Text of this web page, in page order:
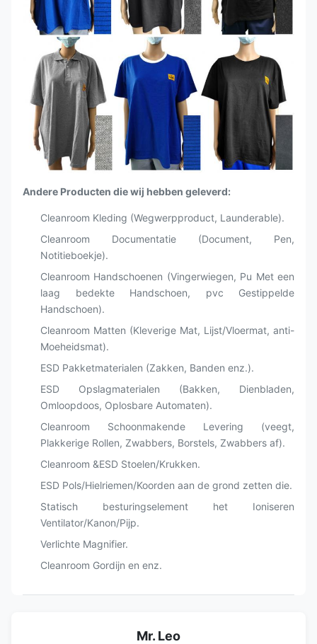
Andere Producten die wij hebben geleverd:
Cleanroom Kleding (Wegwerpproduct, Launderable).
Cleanroom Documentatie (Document, Pen,
Notitieboekje).
Cleanroom Handschoenen (Vingerwiegen, Pu Met een
laag bedekte Handschoen, pvc Gestippelde
Handschoen).
Cleanroom Matten (Kleverige Mat, Lijst/Vloermat, anti-
Moeheidsmat).
ESD Pakketmaterialen (Zakken, Banden enz.).
ESD Opslagmaterialen (Bakken, Dienbladen,
Omloopdoos, Oplosbare Automaten).
Cleanroom Schoonmakende Levering (veegt,
Plakkerige Rollen, Zwabbers, Borstels, Zwabbers af).
Cleanroom &ESD Stoelen/Krukken.
ESD Pols/Hielriemen/Koorden aan de grond zetten die.
Statisch besturingselement het Ioniseren
Ventilator/Kanon/Pijp.
Verlichte Magnifier.
Cleanroom Gordijn en enz.
Mr. Leo